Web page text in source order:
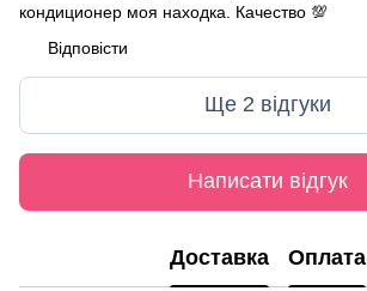
кондиционер моя находка. Качество 💯
Відповісти
Ще 2 відгуки
Написати відгук
Доставка Оплата